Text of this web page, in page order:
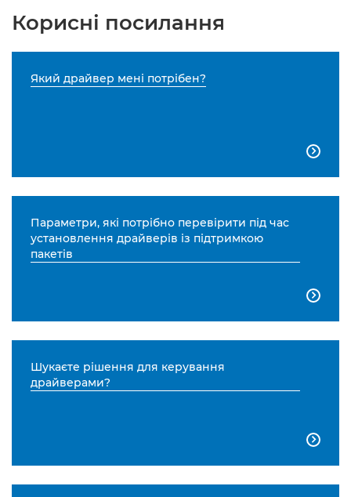
Корисні посилання
Який драйвер мені потрібен?

Параметри, які потрібно перевірити під час
установлення драйверів із підтримкою
пакетів

Шукаєте рішення для керування
драйверами?
